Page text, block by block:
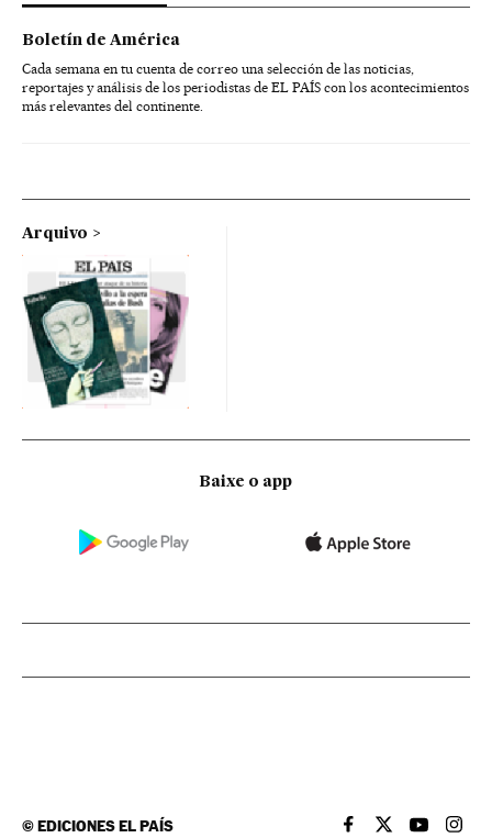
Boletín de América
Cada semana en tu cuenta de correo una selección de las noticias,
reportajes y análisis de los periodistas de EL PAÍS con los acontecimientos
más relevantes del continente.
Arquivo
Baixe o app
©EDICIONES EL PAÍS EL PAÍS BRASIL EN
EL PAÍSEL PAÍS
EL